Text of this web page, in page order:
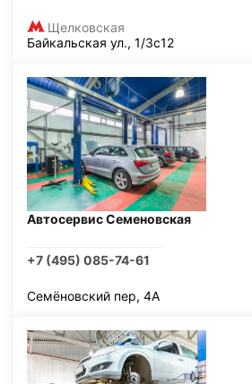
Щелковская
Байкальская ул., 1/3с12
Автосервис Семеновская
+7 (495) 085-74-61
Семёновский пер, 4А